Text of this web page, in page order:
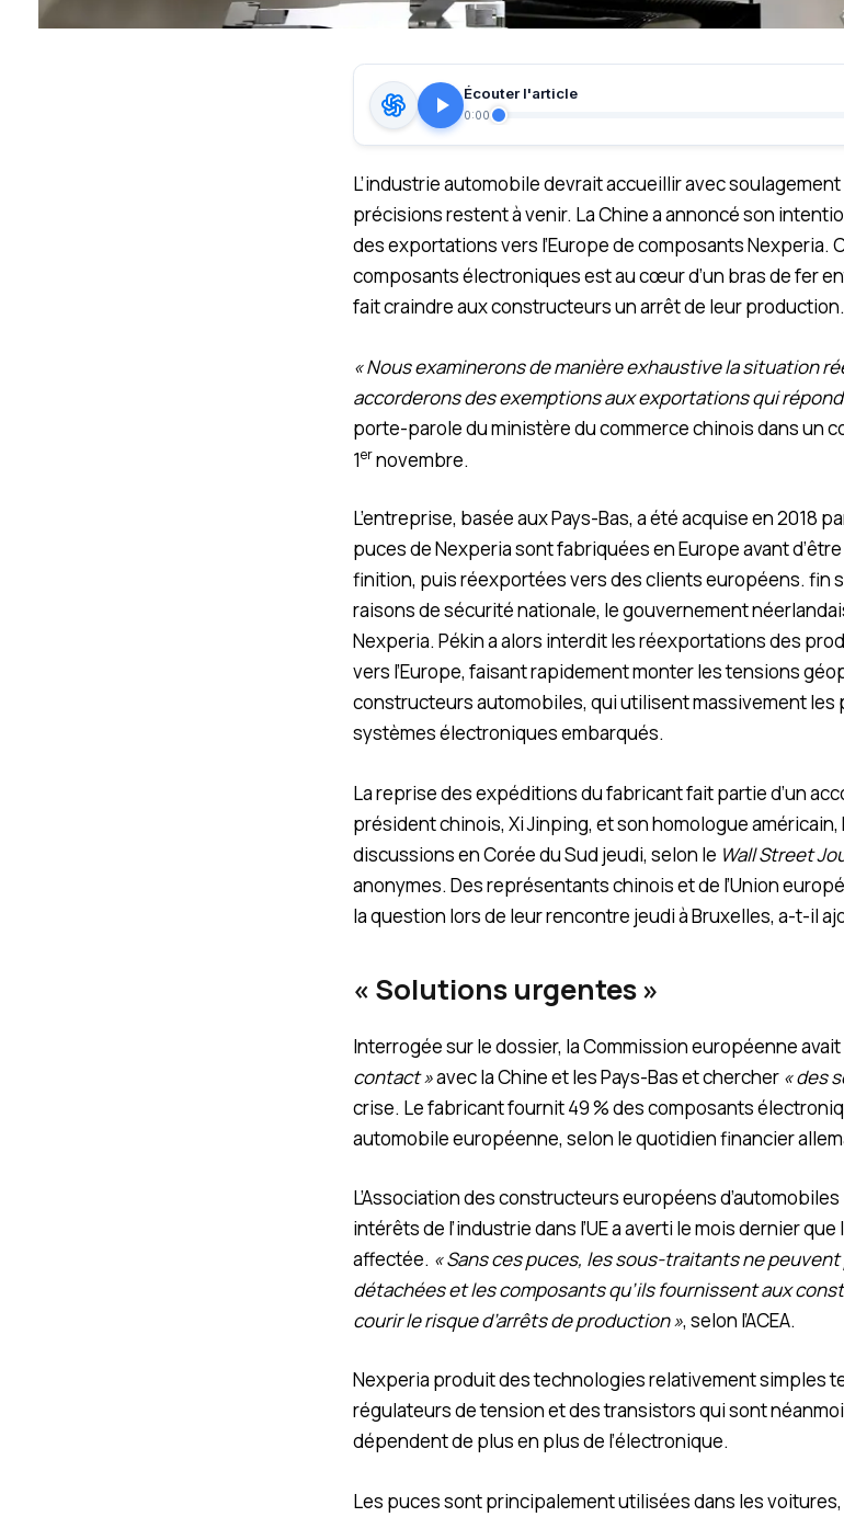
Écouter l'article
0:00
L’industrie automobile devrait accueillir avec
précisions restent à venir. La Chine a annoncé son
des exportations vers l’Europe de composants Nexperia.
composants électroniques est au cœur d’un bras de fer
fait craindre aux constructeurs un arrêt de leur production.
« Nous examinerons de manière exhaustive la situation
accorderons des exemptions aux exportations qui
porte-parole du ministère du commerce chinois dans un
1ernovembre.
L’entreprise, basée aux Pays-Bas, a été acquise en 2018
puces de Nexperia sont fabriquées en Europe avant
finition, puis réexportées vers des clients européens. fin
raisons de sécurité nationale, le gouvernement
Nexperia. Pékin a alors interdit les réexportations des
vers l’Europe, faisant rapidement monter les tensions
constructeurs automobiles, qui utilisent massivement les
systèmes électroniques embarqués.
La reprise des expéditions du fabricant fait partie d’un
président chinois, Xi Jinping, et son homologue
discussions en Corée du Sud jeudi, selon le Wall Street
anonymes. Des représentants chinois et de l’Union
la question lors de leur rencontre jeudi à Bruxelles, a-t-il
« Solutions urgentes »
Interrogée sur le dossier, la Commission européenne
contact »avec la Chine et les Pays-Bas et chercher « des
crise. Le fabricant fournit 49 % des composants
automobile européenne, selon le quotidien financier
L’Association des constructeurs européens
intérêts de l’industrie dans l’UE a averti le mois dernier
affectée. « Sans ces puces, les sous-traitants ne
détachées et les composants qu’ils fournissent aux
courir le risque d’arrêts de production », selon l’ACEA.
Nexperia produit des technologies relativement simples
régulateurs de tension et des transistors qui sont
dépendent de plus en plus de l’électronique.
Les puces sont principalement utilisées dans les voitures,